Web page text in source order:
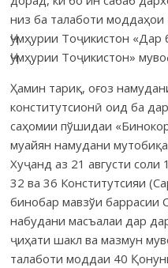
низ ба талаботи
Ҷумҳурии Тоҷикистон
Ҷумҳурии Тоҷикистон»
Ҳамин тариқ, оғоз
конститутсионӣ оид ба
саҳомии пўшидаи
муайян намудани
Хуҷанд аз 21 августи
32 ва 36 Конститутсияи
бинобар мавзўи баррасии
набудани масъалаи дар
ҷиҳати шакл ва мазмун
талаботи моддаи 40